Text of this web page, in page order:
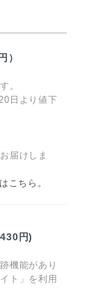
）
。
日より値下
届けしま
こちら。
円)
機能があり
ト」を利用